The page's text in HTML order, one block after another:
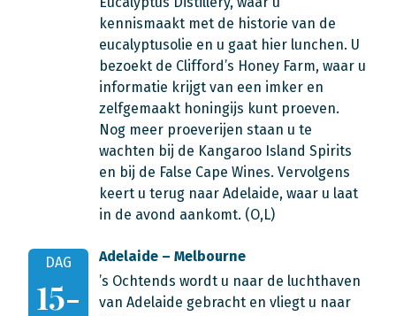
kennismaakt met de historie van de
eucalyptusolie en u gaat hier lunchen. U
bezoekt de Clifford’s Honey Farm, waar u
informatie krijgt van een imker en
zelfgemaakt honingijs kunt proeven.
Nog meer proeverijen staan u te
wachten bij de Kangaroo Island Spirits
en bij de False Cape Wines. Vervolgens
keert u terug naar Adelaide, waar u laat
in de avond aankomt. (O,L)
DAG
15-
Adelaide – Melbourne
’s Ochtends wordt u naar de luchthaven
van Adelaide gebracht en vliegt u naar